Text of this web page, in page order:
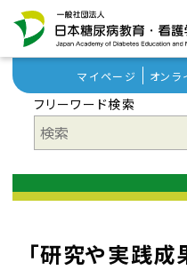
マイページ オンラ
フリーワード検索
「研究や実践